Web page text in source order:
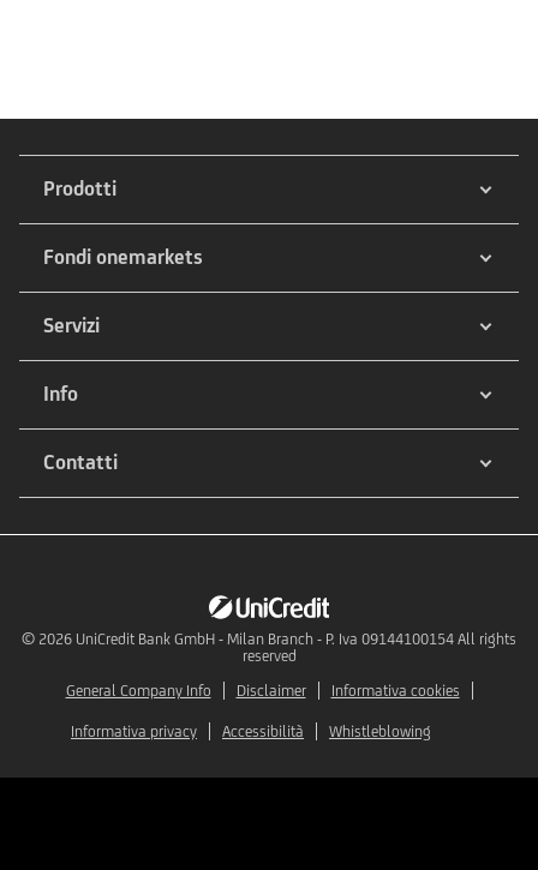
Prodotti
Fondi onemarkets
Servizi
Info
Contatti
© 2026 UniCredit Bank GmbH - Milan Branch - P. Iva 09144100154 All rights
reserved
General Company Info
Disclaimer Informativa cookies
Informativa privacy Accessibilità Whistleblowing